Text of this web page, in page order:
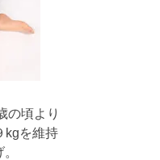
の頃より
kgを維持